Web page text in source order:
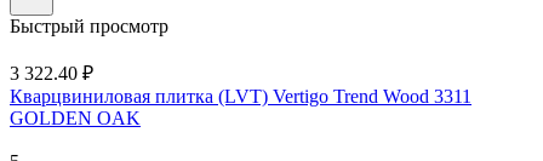
Быстрый просмотр
3 322.40 ₽
Кварцвиниловая плитка (LVT) Vertigo Trend Wood 3311
GOLDEN OAK